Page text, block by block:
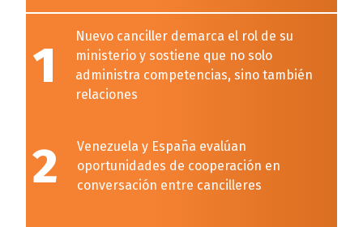
1
Nuevo canciller demarca el rol de su
ministerio y sostiene que no solo
administra competencias, sino también
relaciones
2
Venezuela y España evalúan
oportunidades de cooperación en
conversación entre cancilleres